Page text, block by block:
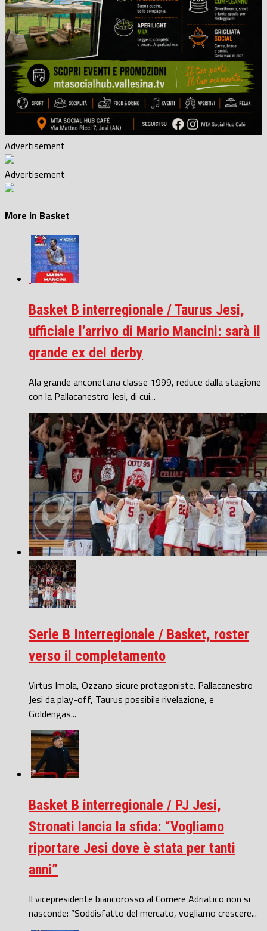
Advertisement
Advertisement
More in Basket
Basket B interregionale / Taurus Jesi,
ufficiale l’arrivo di Mario Mancini: sarà il
grande ex del derby
Ala grande anconetana classe 1999, reduce dalla stagione
con la Pallacanestro Jesi, di cui...
Serie B Interregionale / Basket, roster
verso il completamento
Virtus Imola, Ozzano sicure protagoniste. Pallacanestro
Jesi da play-off, Taurus possibile rivelazione, e
Goldengas...
Basket B interregionale / PJ Jesi,
Stronati lancia la sfida: “Vogliamo
riportare Jesi dove è stata per tanti
anni”
Il vicepresidente biancorosso al Corriere Adriatico non si
nasconde: “Soddisfatto del mercato, vogliamo crescere...